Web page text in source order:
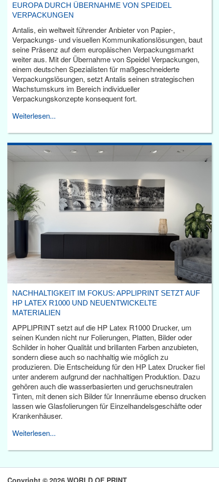
EUROPA DURCH ÜBERNAHME VON SPEIDEL
VERPACKUNGEN
Antalis, ein weltweit führender Anbieter von Papier-,
Verpackungs- und visuellen Kommunikationslösungen, baut
seine Präsenz auf dem europäischen Verpackungsmarkt
weiter aus. Mit der Übernahme von Speidel Verpackungen,
einem deutschen Spezialisten für maßgeschneiderte
Verpackungslösungen, setzt Antalis seinen strategischen
Wachstumskurs im Bereich individueller
Verpackungskonzepte konsequent fort.
Weiterlesen...
NACHHALTIGKEIT IM FOKUS: APPLIPRINT SETZT AUF
HP LATEX R1000 UND NEUENTWICKELTE
MATERIALIEN
APPLIPRINT setzt auf die HP Latex R1000 Drucker, um
seinen Kunden nicht nur Folierungen, Platten, Bilder oder
Schilder in hoher Qualität und brillanten Farben anzubieten,
sondern diese auch so nachhaltig wie möglich zu
produzieren. Die Entscheidung für den HP Latex Drucker fiel
unter anderem aufgrund der nachhaltigen Produktion. Dazu
gehören auch die wasserbasierten und geruchsneutralen
Tinten, mit denen sich Bilder für Innenräume ebenso drucken
lassen wie Glasfolierungen für Einzelhandelsgeschäfte oder
Krankenhäuser.
Weiterlesen...